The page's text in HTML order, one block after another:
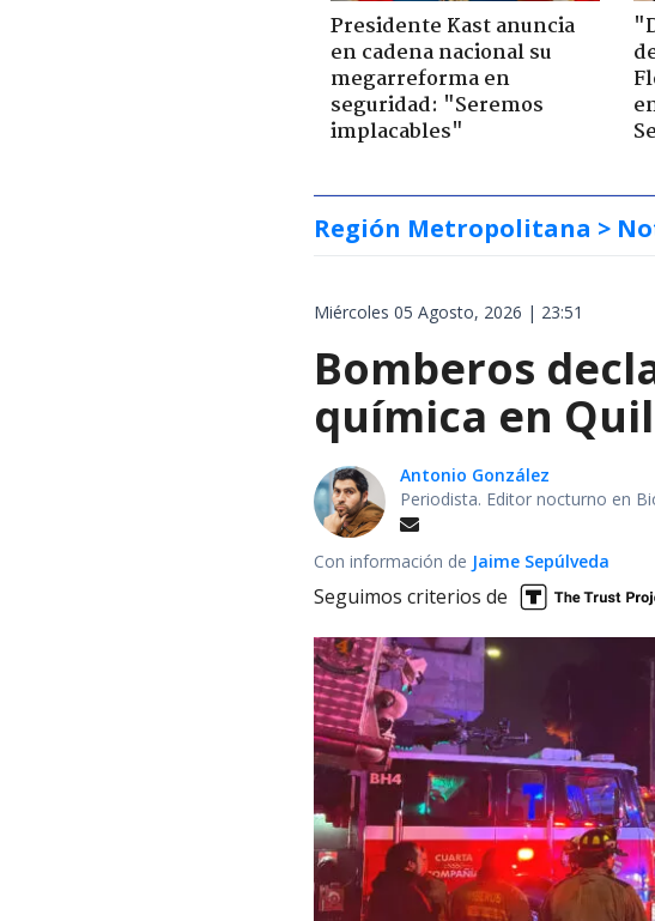
Presidente Kast anuncia
en cadena nacional su
megarreforma en
seguridad: "Seremos
implacables"
Región Metropolitana >
Miércoles 05 Agosto, 2026 | 23:51
Bomberos
química en
Antonio González
Periodista. Editor nocturno en
Con información de Jaime Sepúlveda
Seguimos criterios de